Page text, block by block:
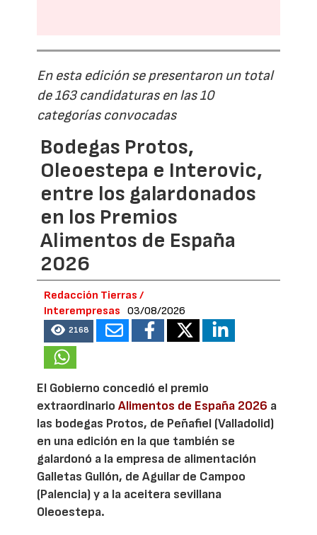
En esta edición se presentaron un total
de 163 candidaturas en las 10
categorías convocadas
Bodegas Protos,
Oleoestepa e Interovic,
entre los galardonados
en los Premios
Alimentos de España
2026
Redacción Tierras /
Interempresas
03/08/2026
2168
El Gobierno concedió el premio
extraordinarioAlimentos de España 2026 a
las bodegas Protos, de Peñafiel (Valladolid)
en una edición en la que también se
galardonó a la empresa de alimentación
Galletas Gullón, de Aguilar de Campoo
(Palencia) y a la aceitera sevillana
Oleoestepa.